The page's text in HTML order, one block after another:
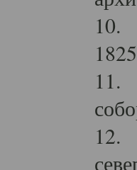
10.
11.
12.